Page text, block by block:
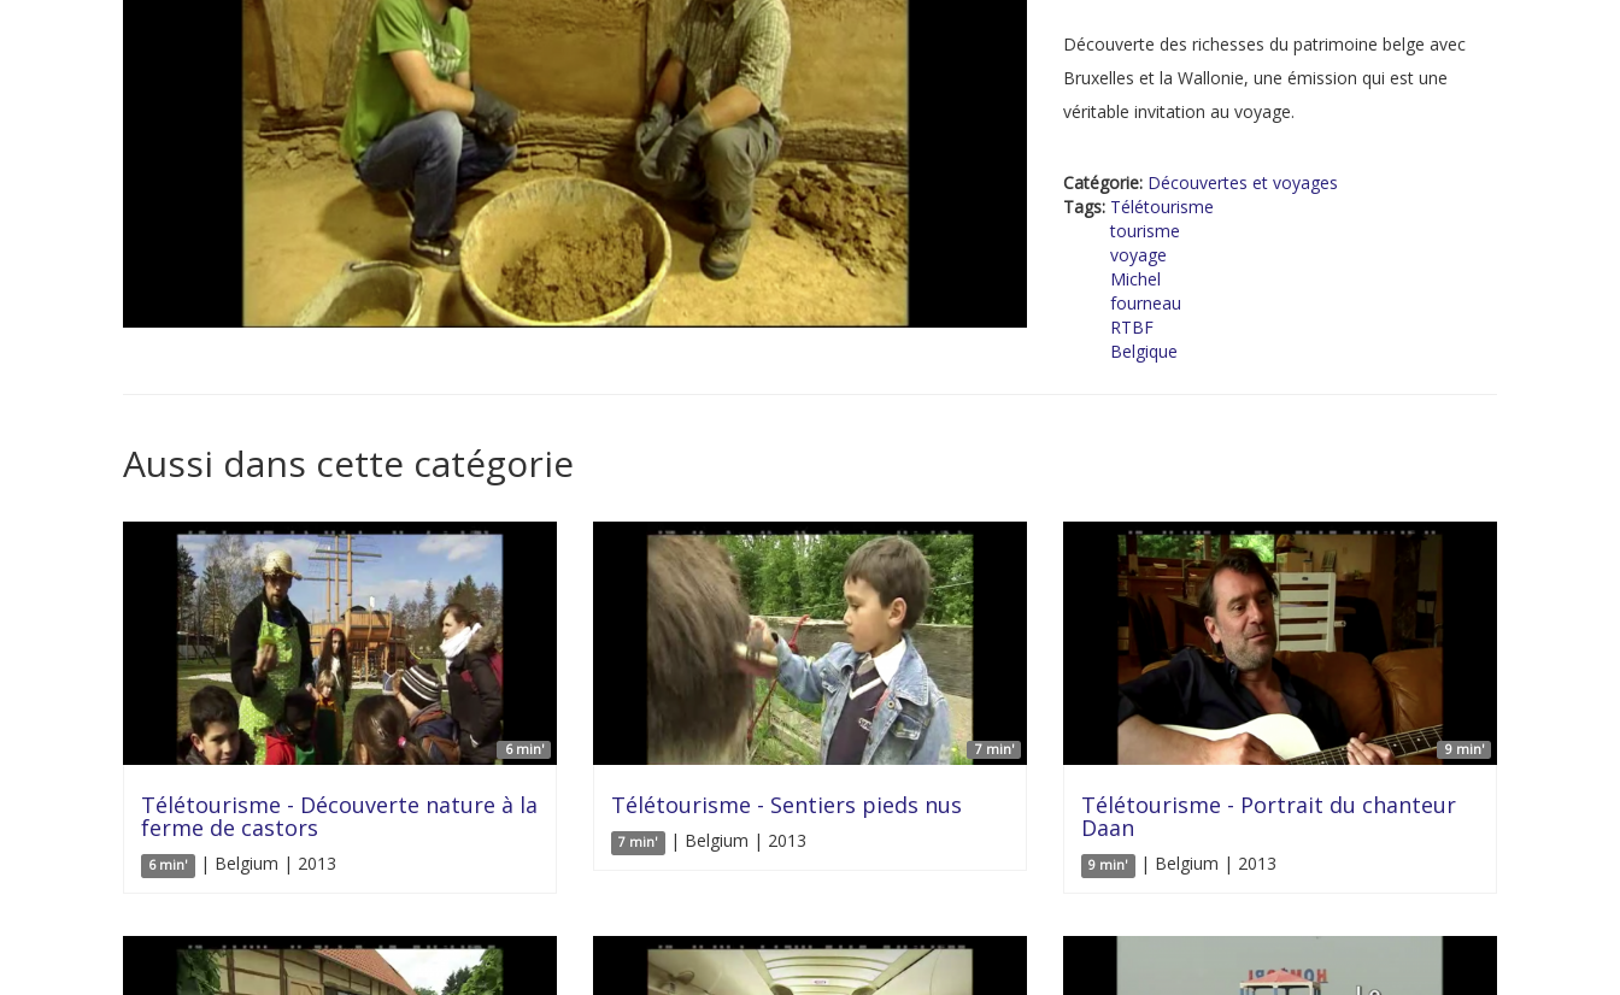
Découverte des richesses du patrimoine belge avec
Bruxelles et la Wallonie, une émission qui est une
véritable invitation au voyage.
Catégorie: Découvertes et voyages
Tags: Télétourisme
tourisme
voyage
Michel
fourneau
RTBF
Belgique
Aussi dans cette catégorie
6 min'
Télétourisme - Découverte nature à la
ferme de castors
6 min' | Belgium | 2013
7 min'
Télétourisme - Sentiers pieds nus
7 min' | Belgium | 2013
9 min'
Télétourisme - Portrait du chanteur
Daan
9 min' | Belgium | 2013